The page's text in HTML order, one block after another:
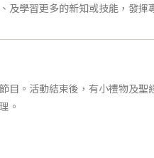
學習更多的新知或技能，發揮
目。活動結束後，有小禮物及
。